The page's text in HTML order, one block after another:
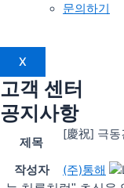
문의하기
X
고객 센터
공지사항
제목
[慶祝] 극동
작성자
(주)통해